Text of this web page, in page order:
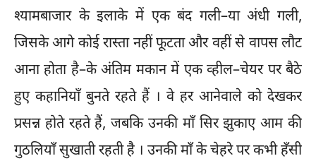
श्यामबाजार के इलाके में एक बंद गली–या अंधी गली,
जिसके आगे कोई रास्ता नहीं फूटता और वहीं से वापस लौट
आना होता है–के अंतिम मकान में एक व्हील–चेयर पर बैठे
हुए कहानियाँ बुनते रहते हैं । वे हर आनेवाले को देखकर
प्रसन्न होते रहते हैं, जबकि उनकी माँ सिर झुकाए आम की
गुठलियाँ सुखाती रहती है । उनकी माँ के चेहरे पर कभी हँसी